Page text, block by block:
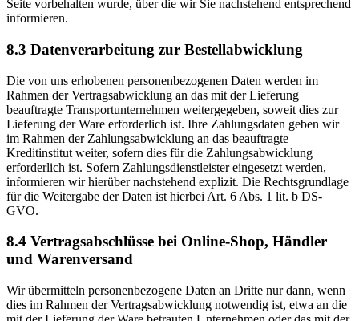
Seite vorbehalten wurde, über die wir Sie nachstehend entsprechend
informieren.
8.3 Datenverarbeitung zur Bestellabwicklung
Die von uns erhobenen personenbezogenen Daten werden im
Rahmen der Vertragsabwicklung an das mit der Lieferung
beauftragte Transportunternehmen weitergegeben, soweit dies zur
Lieferung der Ware erforderlich ist. Ihre Zahlungsdaten geben wir
im Rahmen der Zahlungsabwicklung an das beauftragte
Kreditinstitut weiter, sofern dies für die Zahlungsabwicklung
erforderlich ist. Sofern Zahlungsdienstleister eingesetzt werden,
informieren wir hierüber nachstehend explizit. Die Rechtsgrundlage
für die Weitergabe der Daten ist hierbei Art. 6 Abs. 1 lit. b DS-
GVO.
8.4 Vertragsabschlüsse bei Online-Shop, Händler
und Warenversand
Wir übermitteln personenbezogene Daten an Dritte nur dann, wenn
dies im Rahmen der Vertragsabwicklung notwendig ist, etwa an die